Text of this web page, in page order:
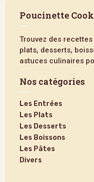
Poucinette Cook
Trouvez des
plats, desserts,
astuces culinaires
Nos catégories
Les Entrées
Les Plats
Les Desserts
Les Boissons
Les Pâtes
Divers